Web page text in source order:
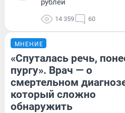
рублей
14 359 60
МНЕНИЕ
«Спуталась речь,
пургу». Врач — о
смертельном
который сложно
обнаружить